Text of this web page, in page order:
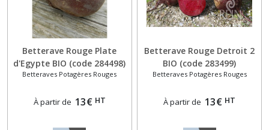
Betterave Rouge Plate
d'Egypte BIO (code 284498)
Betteraves Potagères Rouges
À partir de 13€ HT
Betterave Rouge Detroit 2
BIO (code 283499)
Betteraves Potagères Rouges
À partir de 13€ HT
Oignons
Jaunes
(4)
(6)